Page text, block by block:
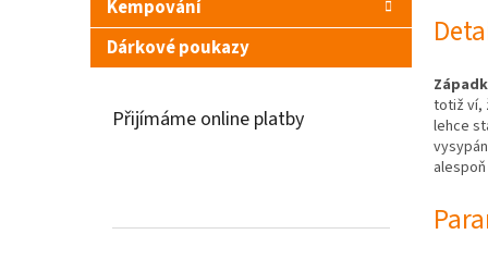
Kempování
Dárkové poukazy
Přijímáme online platby
totiž ví,
lehce